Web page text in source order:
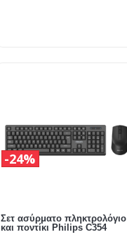
Σετ ασύρματο πληκτρολόγιο
και ποντίκι Philips C354
24%